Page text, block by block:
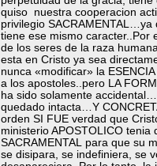
quiso nuestra cooperacion
privilegio SACRAMENTAL…ya
tiene ese mismo caracter..Por
de los seres de la raza
esta en Cristo ya sea
nunca «modificar» la
a los apostoles..pero LA
ha sido solamente
quedado intacta…Y
orden SI FUE verdad que
ministerio APOSTOLICO tenia
SACRAMENTAL para que su
se disipara, se indefiniera, se